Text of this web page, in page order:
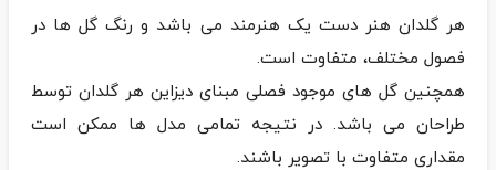
هر گلدان هنر دست یک هنرمند می باشد و رنگ گل ها در
همچنین گل های موجود فصلی مبنای دیزاین هر گلدان توسط
طراحان می باشد. در نتیجه تمامی مدل ها ممکن است